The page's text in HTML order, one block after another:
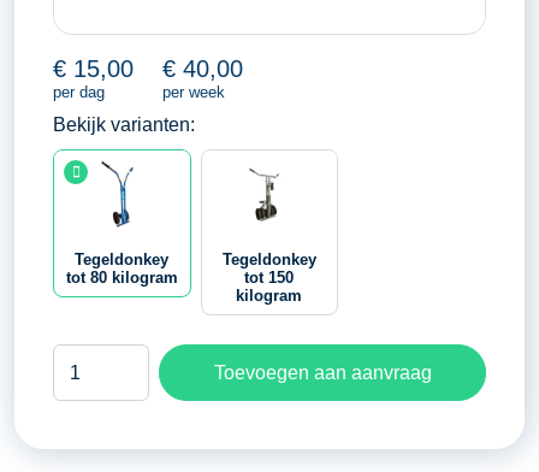
€ 15,00
per dag
€ 40,00
per week
Bekijk varianten:
Tegeldonkey
tot 80 kilogram
Tegeldonkey
tot 150
kilogram
Tegeldonkey
kilogram
Toevoegen aan aanvraag